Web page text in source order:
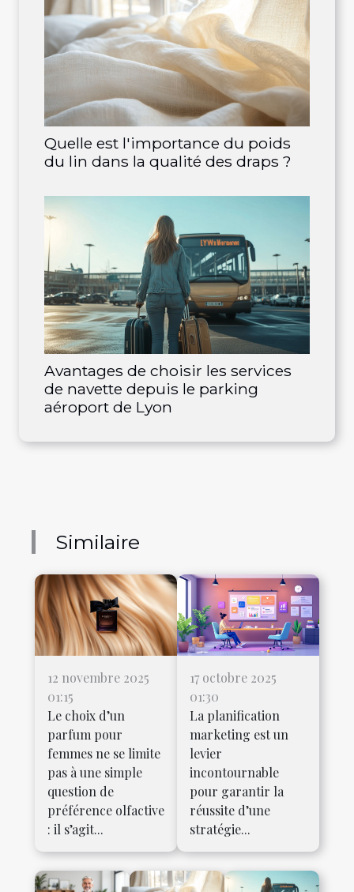
Quelle est l'importance du poids
du lin dans la qualité des draps ?
Avantages de choisir les services
de navette depuis le parking
aéroport de Lyon
Similaire
12 novembre 2025
01:15
Le choix d’un
parfum pour
femmes ne se limite
pas à une simple
question de
préférence olfactive
: il s’agit...
17 octobre 2025
01:30
La planification
marketing est un
levier
incontournable
pour garantir la
réussite d’une
stratégie...